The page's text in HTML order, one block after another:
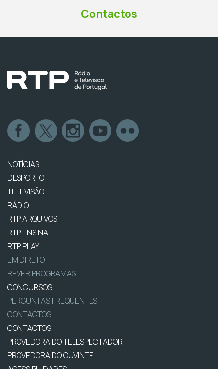
Contactos
NOTÍCIAS
DESPORTO
TELEVISÃO
RÁDIO
RTP ARQUIVOS
RTP ENSINA
RTP PLAY
EM DIRETO
REVER PROGRAMAS
CONCURSOS
PERGUNTAS FREQUENTES
CONTACTOS
CONTACTOS
PROVEDORA DO TELESPECTADOR
PROVEDORA DO OUVINTE